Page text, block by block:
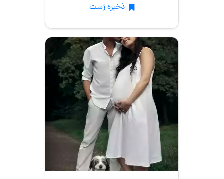
ذخیره ژست